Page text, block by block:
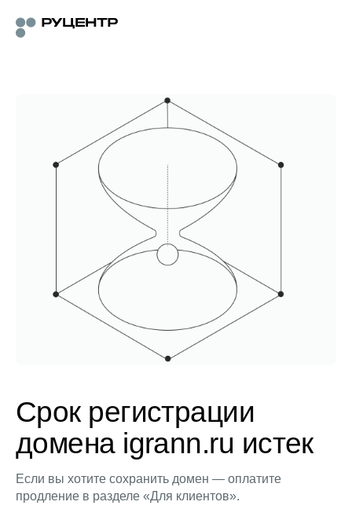
Срок регистрации
домена igrann.ru истек
Если вы хотите сохранить домен — оплатите
продление в разделе «Для клиентов».